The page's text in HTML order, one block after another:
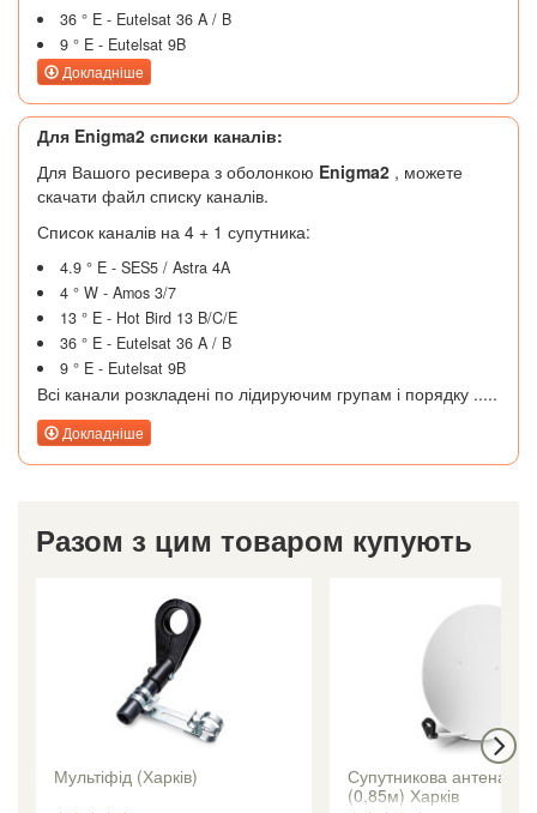
36 ° E - Eutelsat 36 A / B
9 ° E - Eutelsat 9B
Докладніше
Для Enigma2 списки каналів:
Для Вашого ресивера з оболонкою Enigma2 , можете
скачати файл списку каналів.
Список каналів на 4 + 1 супутника:
4.9 ° E - SES5 / Astra 4A
4 ° W - Amos 3/7
13 ° E - Hot Bird 13 B/C/E
36 ° E - Eutelsat 36 A / B
9 ° E - Eutelsat 9B
Всі канали розкладені по лідируючим групам і порядку .....
Докладніше
Разом з цим товаром купують
Мультіфід (Харків)
Супутникова антена
(0,85м) Харків